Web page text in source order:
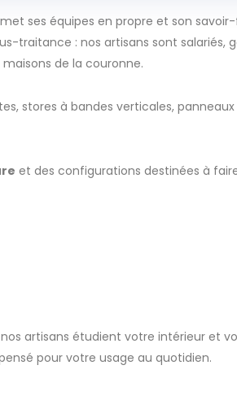
ses équipes en propre et son
traitance : nos artisans sont salariés,
de la couronne.
stores à bandes verticales,
et des configurations destinées à
artisans étudient votre intérieur et
pour votre usage au quotidien.